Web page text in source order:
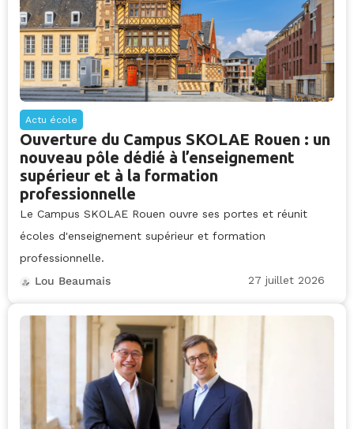
Actu école
Ouverture du Campus SKOLAE Rouen : un
nouveau pôle dédié à l’enseignement
supérieur et à la formation
professionnelle
Le Campus SKOLAE Rouen ouvre ses portes et réunit
écoles d'enseignement supérieur et formation
professionnelle.
Lou Beaumais
27 juillet 2026